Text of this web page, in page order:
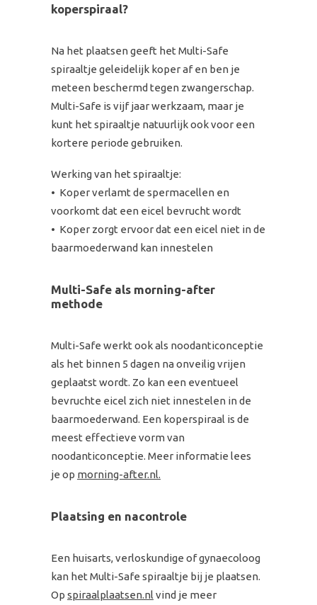
koperspiraal?
Na het plaatsen geeft het Multi-Safe
spiraaltje geleidelijk koper af en ben je
meteen beschermd tegen zwangerschap.
Multi-Safe is vijf jaar werkzaam, maar je
kunt het spiraaltje natuurlijk ook voor een
kortere periode gebruiken.
Werking van het spiraaltje:
• Koper verlamt de spermacellen en
voorkomt dat een eicel bevrucht wordt
• Koper zorgt ervoor dat een eicel niet in de
baarmoederwand kan innestelen
Multi-Safe als morning-after
methode
Multi-Safe werkt ook als noodanticonceptie
als het binnen 5 dagen na onveilig vrijen
geplaatst wordt. Zo kan een eventueel
bevruchte eicel zich niet innestelen in de
baarmoederwand. Een koperspiraal is de
meest effectieve vorm van
noodanticonceptie. Meer informatie lees
je op morning-after.nl.
Plaatsing en nacontrole
Een huisarts, verloskundige of gynaecoloog
kan het Multi-Safe spiraaltje bij je plaatsen.
Op spiraalplaatsen.nl vind je meer